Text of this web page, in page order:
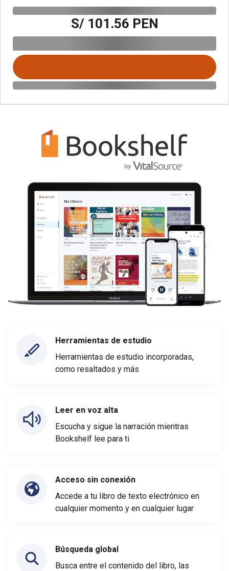
S/ 101.56 PEN
Herramientas de estudio
Herramientas de estudio incorporadas,
como resaltados y más
Leer en voz alta
Escucha y sigue la narración mientras
Bookshelf lee para ti
Acceso sin conexión
Accede a tu libro de texto electrónico en
cualquier momento y en cualquier lugar
Búsqueda global
Busca entre el contenido del libro, las